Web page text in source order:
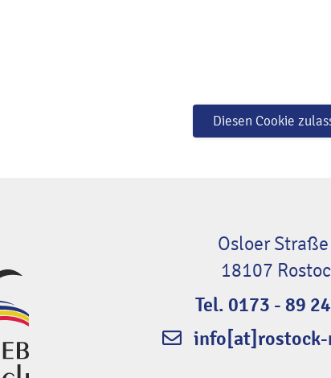
Diesen Cookie
Osloer
18107
Tel. 0173 - 89
info[at]rostock-